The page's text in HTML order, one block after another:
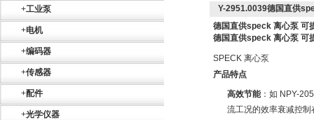
+工业泵
+电机
+编码器
+传感器
+配件
+光学仪器
SR+KH-AFB AF24-
Y-2951.0039德国直供
德国直供speck 离心泵 可
德国直供speck 离心泵 可
SPECK 离心泵
产品特点
高效节能：如 NPY-
流工况的效率衰减控制